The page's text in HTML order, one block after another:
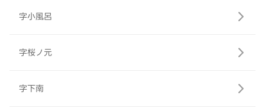
字小風呂
字桜ノ元
字下南